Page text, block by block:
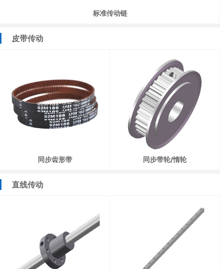
标准传动链
皮带传动
同步齿形带 同步带轮/惰轮
直线传动